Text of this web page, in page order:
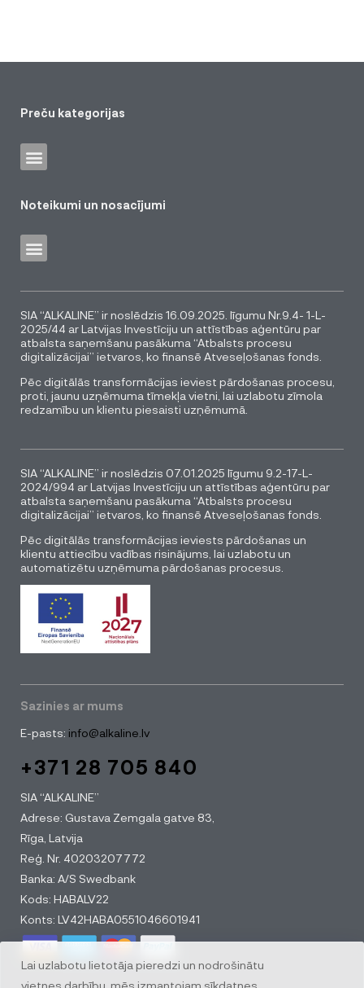
Lai uzlabotu lietotāja pieredzi un nodrošinātu
vietnes darbību, mēs izmantojam sīkdatnes.
Preču kategorijas
Noteikumi un nosacījumi
SIA “ALKALINE” ir noslēdzis 16.09.2025. līgumu Nr.9.4- 1-L-
2025/44 ar Latvijas Investīciju un attīstības aģentūru par
atbalsta saņemšanu pasākuma “Atbalsts procesu
digitalizācijai” ietvaros, ko finansē Atveseļošanas fonds.
Pēc digitālās transformācijas ieviest pārdošanas procesu,
proti, jaunu uzņēmuma tīmekļa vietni, lai uzlabotu zīmola
redzamību un klientu piesaisti uzņēmumā.
SIA “ALKALINE” ir noslēdzis 07.01.2025 līgumu 9.2-17-L-
2024/994 ar Latvijas Investīciju un attīstības aģentūru par
atbalsta saņemšanu pasākuma “Atbalsts procesu
digitalizācijai” ietvaros, ko finansē Atveseļošanas fonds.
Pēc digitālās transformācijas ieviests pārdošanas un
klientu attiecību vadības risinājums, lai uzlabotu un
automatizētu uzņēmuma pārdošanas procesus.
Sazinies ar mums
E-pasts: info@alkaline.lv
+371 28 705 840
SIA “ALKALINE”
Adrese: Gustava Zemgala gatve 83,
Rīga, Latvija
Reģ. Nr. 40203207772
Banka: A/S Swedbank
Kods: HABALV22
Konts: LV42HABA0551046601941